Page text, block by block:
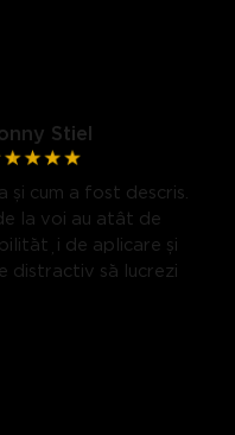
Stiel
și cum a fost descris.
la voi au atât de
de aplicare și
distractiv să lucrezi